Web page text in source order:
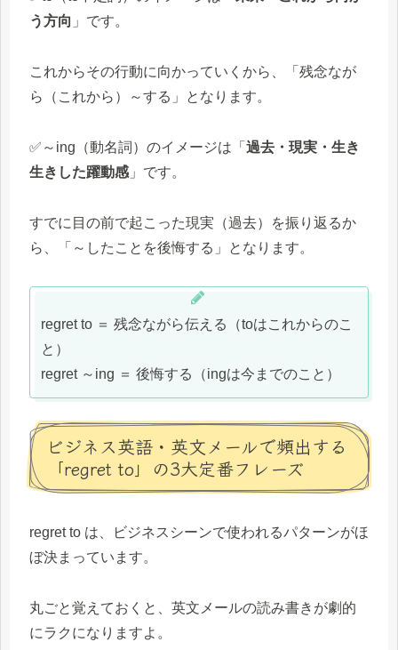
う方向 」です。
これからその行動に向かっていくから、「残念なが
ら（これから）～する」となります。
✅～ing（動名詞）のイメージは「 過去・現実・生き
生きした躍動感 」です。
すでに目の前で起こった現実（過去）を振り返るか
ら、「～したことを後悔する」となります。
regret to ＝ 残念ながら伝える（toはこれからのこ
と）
regret ～ing ＝ 後悔する（ingは今までのこと）
ビジネス英語・英文メールで頻出する
「regret to」の3大定番フレーズ
regret to は、ビジネスシーンで使われるパターンがほ
ぼ決まっています。
丸ごと覚えておくと、英文メールの読み書きが劇的
にラクになりますよ。